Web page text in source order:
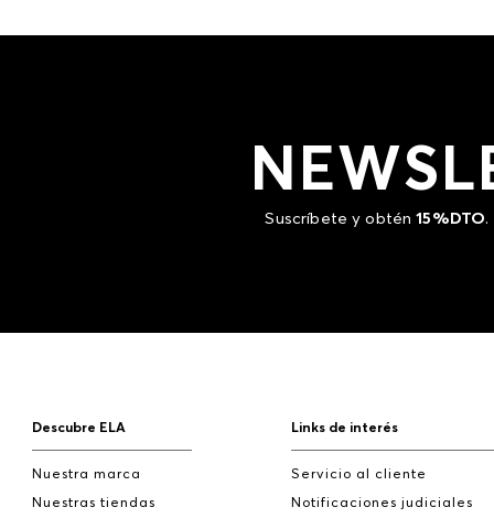
Suscríbete y obtén15%DTO.
Descubre ELA
Nuestra marca
Nuestras tiendas
Links de interés
Servicio al cliente
Notificaciones judiciales